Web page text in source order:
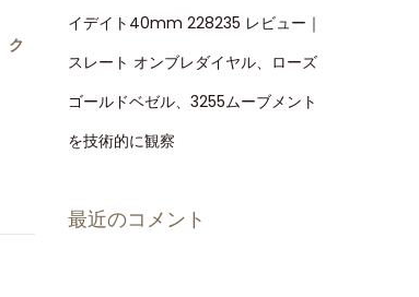
ク
イデイト40mm 228235 レビュー｜
スレート オンブレダイヤル、ローズ
ゴールドベゼル、3255ムーブメント
を技術的に観察
最近のコメント